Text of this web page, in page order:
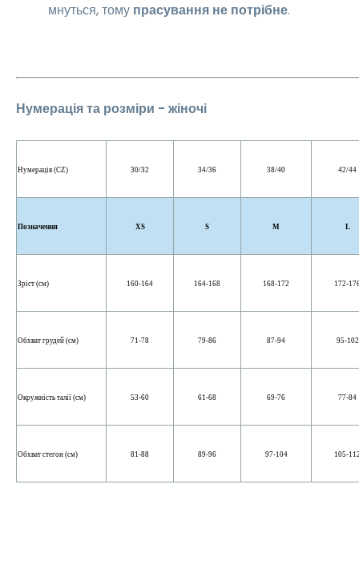
мнуться, тому прасування не потрібне.
Нумерація та розміри - жіночі
Нумерація (CZ) 30/32 34/36 38/40 42/44
Позначення XS S M L
Зріст (см) 160-164 164-168 168-172 172-
Обхват грудей (см) 71-78 79-86 87-94 95-102
Окружність талії (см) 53-60 61-68 69-76 77-84
Обхват стегон (см) 81-88 89-96 97-104 105-